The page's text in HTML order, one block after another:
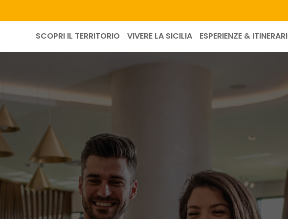
SCOPRI IL TERRITORIO VIVERE LA SICILIA ESPERIENZE & ITINERARI